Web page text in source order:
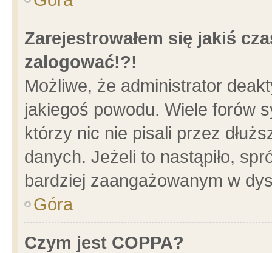
Zarejestrowałem się jakiś
zalogować!?!
Możliwe, że administrator
jakiegoś powodu. Wiele forów
którzy nic nie pisali przez
danych. Jeżeli to nastąpiło,
bardziej zaangażowanym w
Góra
Czym jest COPPA?